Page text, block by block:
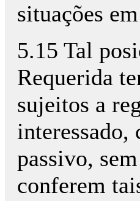
situações
5.15 Tal
Requerida
sujeitos a
interessado,
passivo,
conferem